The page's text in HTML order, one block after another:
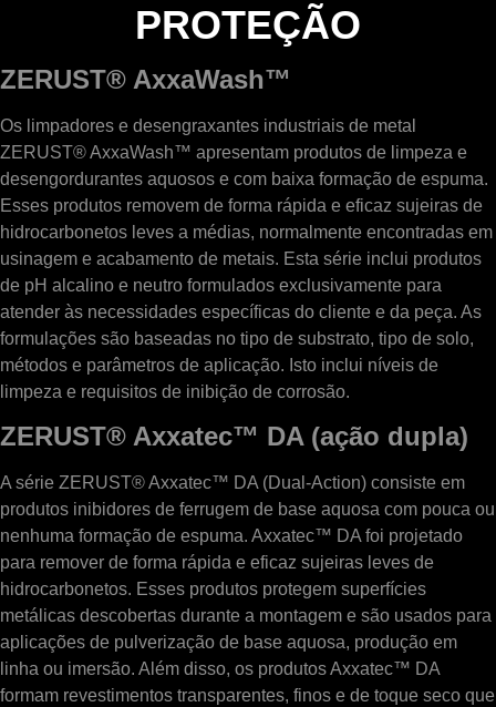
PROTEÇÃO
ZERUST® AxxaWash™
Os limpadores e desengraxantes industriais de metal
ZERUST® AxxaWash™ apresentam produtos de limpeza e
desengordurantes aquosos e com baixa formação de espuma.
Esses produtos removem de forma rápida e eficaz sujeiras de
hidrocarbonetos leves a médias, normalmente encontradas em
usinagem e acabamento de metais. Esta série inclui produtos
de pH alcalino e neutro formulados exclusivamente para
atender às necessidades específicas do cliente e da peça. As
formulações são baseadas no tipo de substrato, tipo de solo,
métodos e parâmetros de aplicação. Isto inclui níveis de
limpeza e requisitos de inibição de corrosão.
ZERUST® Axxatec™ DA (ação dupla)
A série ZERUST® Axxatec™ DA (Dual-Action) consiste em
produtos inibidores de ferrugem de base aquosa com pouca ou
nenhuma formação de espuma. Axxatec™ DA foi projetado
para remover de forma rápida e eficaz sujeiras leves de
hidrocarbonetos. Esses produtos protegem superfícies
metálicas descobertas durante a montagem e são usados ​​para
aplicações de pulverização de base aquosa, produção em
linha ou imersão. Além disso, os produtos Axxatec™ DA
formam revestimentos transparentes, finos e de toque seco que